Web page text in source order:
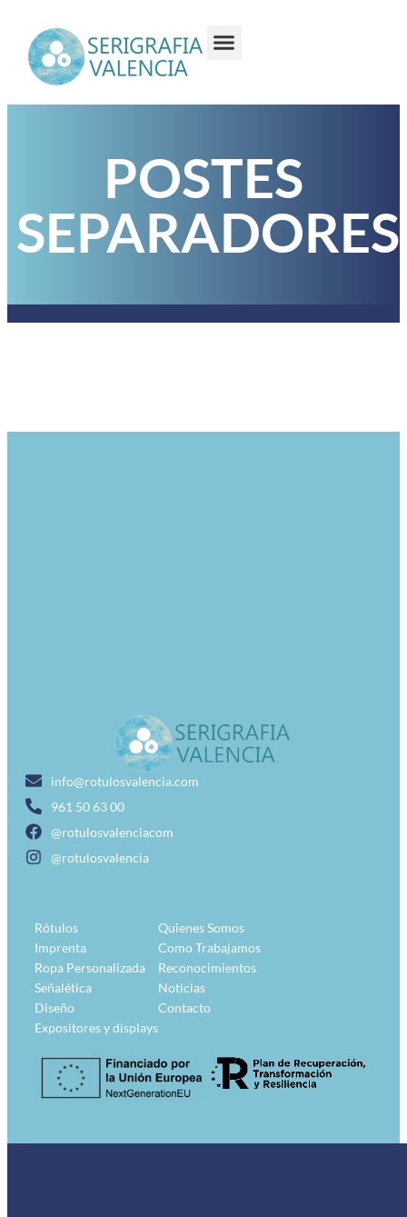
POSTES
SEPARADORES
info@rotulosvalencia.com
961 50 63 00
@rotulosvalenciacom
@rotulosvalencia
Rótulos
Imprenta
Ropa Personalizada
Señalética
Diseño
Expositores y displays
Quienes Somos
Como Trabajamos
Reconocimientos
Noticias
Contacto